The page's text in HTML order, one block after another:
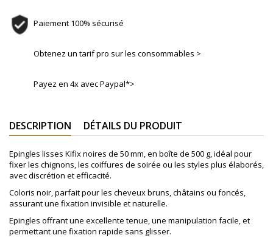
Paiement 100% sécurisé
Obtenez un tarif pro sur les consommables >
Payez en 4x avec Paypal*>
DESCRIPTION DÉTAILS DU PRODUIT
Epingles lisses Kifix noires de 50 mm, en boîte de 500 g, idéal pour
fixer les chignons, les coiffures de soirée ou les styles plus élaborés,
avec discrétion et efficacité.
Coloris noir, parfait pour les cheveux bruns, châtains ou foncés,
assurant une fixation invisible et naturelle.
Epingles offrant une excellente tenue, une manipulation facile, et
permettant une fixation rapide sans glisser.